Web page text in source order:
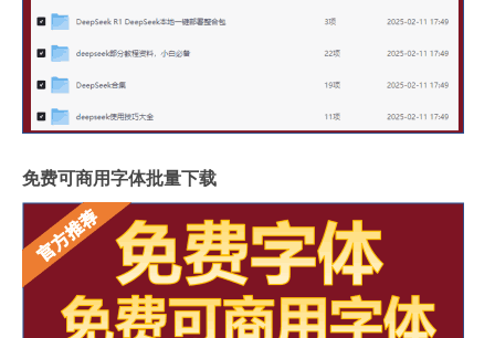
免费可商用字体批量下载